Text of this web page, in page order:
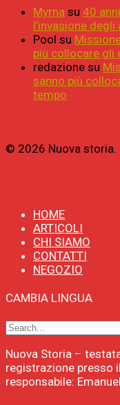
Myrna su 40
l’invasione
Pool su
più collocare gli
redazione su
sanno più
tempo
© 2026 Nuova storia.
HOME
ARTICOLI
CHI SIAMO
CONTATTI
NEGOZIO
CAMBIA LINGUA
Nuova Storia –
registrazione presso
responsabile: